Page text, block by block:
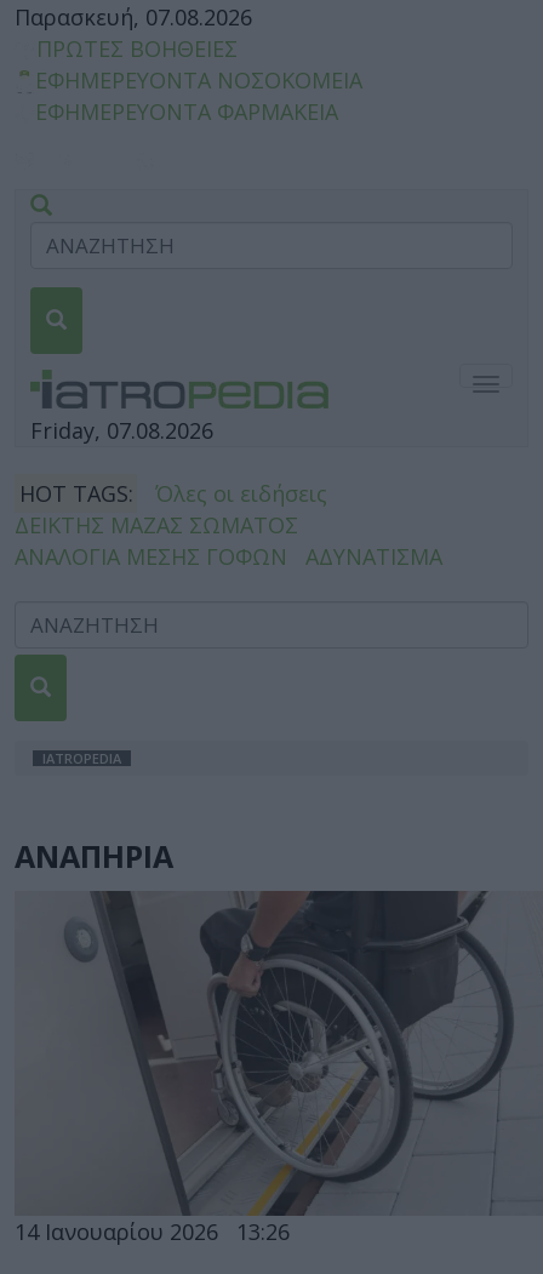
Παρασκευή, 07.08.2026
ΠΡΩΤΕΣ ΒΟΗΘΕΙΕΣ
ΕΦΗΜΕΡΕΥΟΝΤΑ ΝΟΣΟΚΟΜΕΙΑ
ΕΦΗΜΕΡΕΥΟΝΤΑ ΦΑΡΜΑΚΕΙΑ
Friday, 07.08.2026
HOT TAGS:
Όλες οι ειδήσεις
ΔΕΙΚΤΗΣ ΜΑΖΑΣ ΣΩΜΑΤΟΣ
ΑΝΑΛΟΓΙΑ ΜΕΣΗΣ ΓΟΦΩΝ
ΑΔΥΝΑΤΙΣΜΑ
IATROPEDIA
ΑΝΑΠΗΡΙΑ
14 Ιανουαρίου 2026 13:26